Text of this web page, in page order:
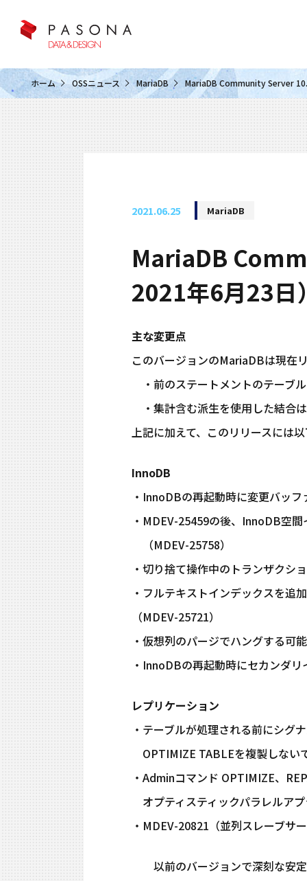
ホーム OSSニュース MariaDB MariaDB Community Server
2021.06.25 MariaDB
MariaDB
2021年6月23日
主な変更点
このバージョンのMariaDBは現在
・前のステートメントのテーブ
・集計含む派生を使用した結合
上記に加えて、このリリースには
InnoDB
・InnoDBの再起動時に変更バッ
・MDEV-25459の後、InnoDB空
（MDEV-25758）
・切り捨て操作中のトランザクシ
・フルテキストインデックスを追
（MDEV-25721）
・仮想列のパージでハングする可
・InnoDBの再起動時にセカンダ
レプリケーション
・テーブルが処理される前にシグ
OPTIMIZE TABLEを複製しない
・Adminコマンド OPTIMIZE、
オプティスティックパラレルア
・MDEV-20821（並列スレーブサ
以前のバージョンで深刻な安定